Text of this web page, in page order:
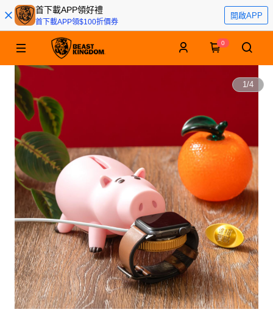
首下載APP領好禮
首下載APP領$100折價券
開啟APP
0
1/4